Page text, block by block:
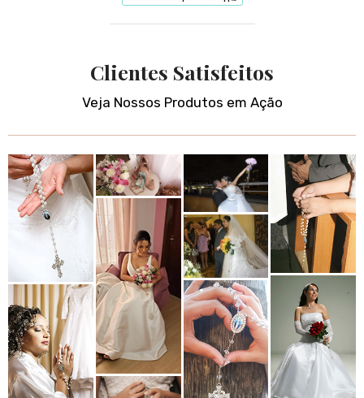
Clientes Satisfeitos
Veja Nossos Produtos em Ação